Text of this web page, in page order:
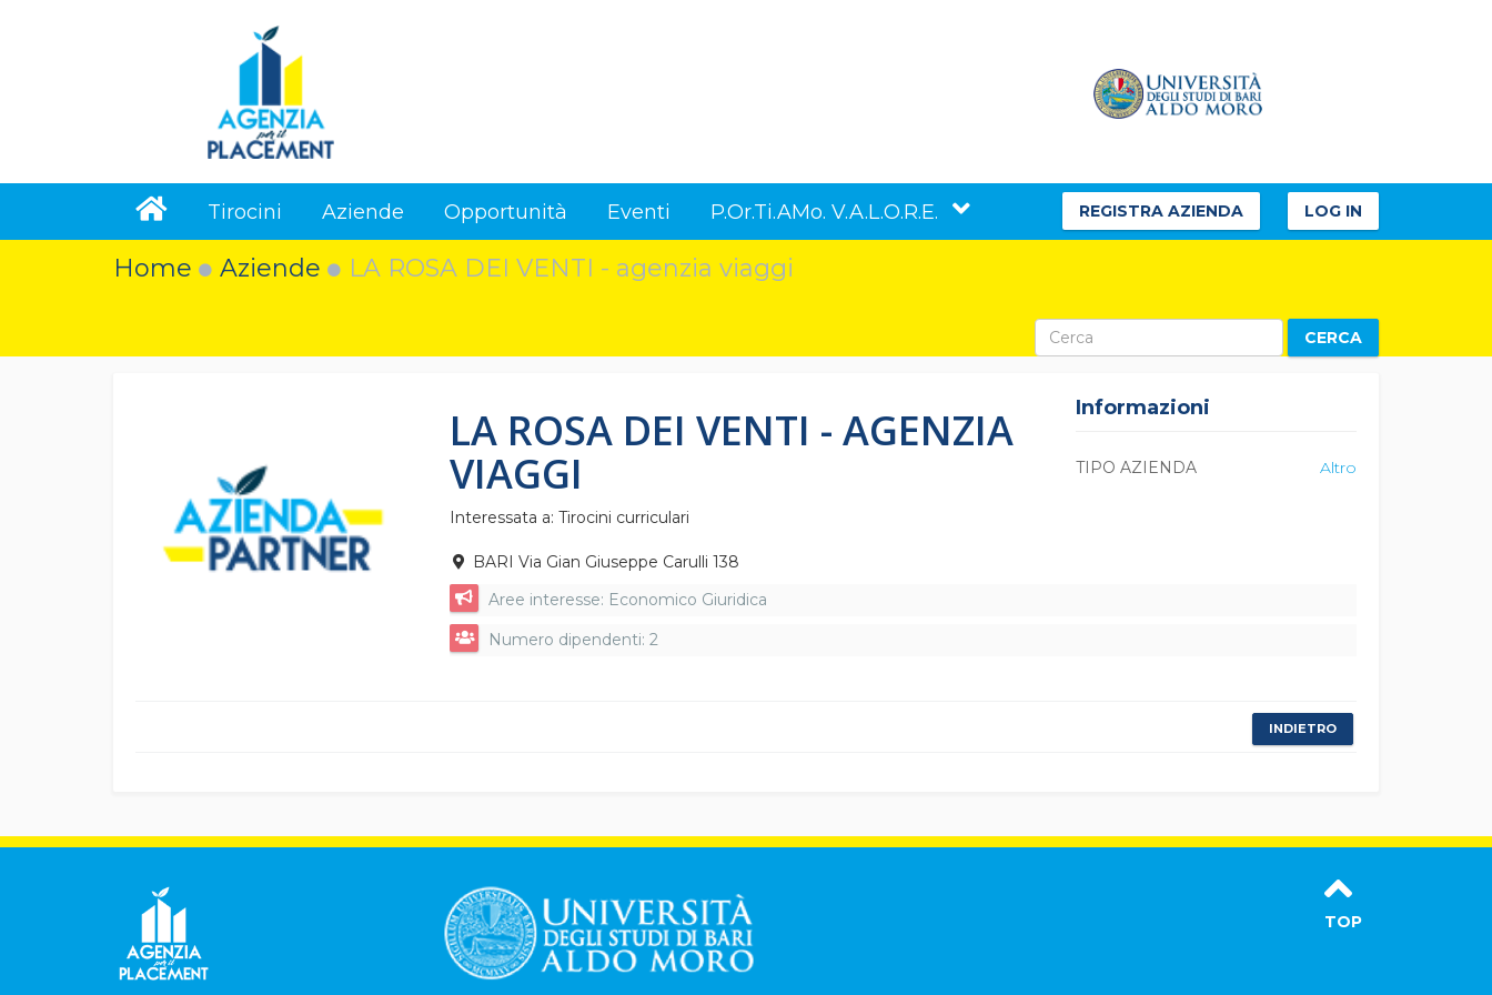
Tirocini Aziende Opportunità Eventi P.Or.Ti.AMo. V.A.L.O.R.E. REGISTRA AZIENDA LOG IN
Home Aziende LA ROSA DEI VENTI - agenzia viaggi
CERCA
LA ROSA DEI VENTI - AGENZIA
VIAGGI
Interessata a: Tirocini curriculari
BARI Via Gian Giuseppe Carulli 138
Informazioni
TIPO AZIENDA Altro
Aree interesse: Economico Giuridica
Numero dipendenti: 2
INDIETRO
TOP